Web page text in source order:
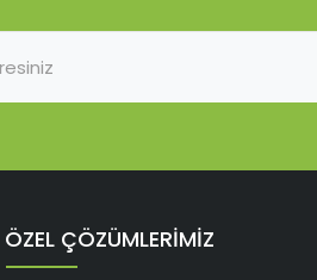
ÖZEL ÇÖZÜMLERİMİZ